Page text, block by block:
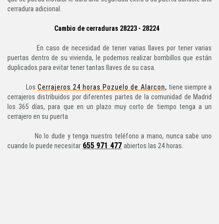
cerradura adicional.
Cambio de cerraduras 28223 - 28224
En caso de necesidad de tener varias llaves por tener varias
puertas dentro de su vivienda, le podemos realizar bombillos que están
duplicados para evitar tener tantas llaves de su casa.
Los Cerrajeros 24 horas Pozuelo de Alarcon, tiene siempre a
cerrajeros distribuidos por diferentes partes de la comunidad de Madrid
los 365 días, para que en un plazo muy corto de tiempo tenga a un
cerrajero en su puerta.
No lo dude y tenga nuestro teléfono a mano, nunca sabe uno
cuando lo puede necesitar 655 971 477 abiertos las 24 horas.